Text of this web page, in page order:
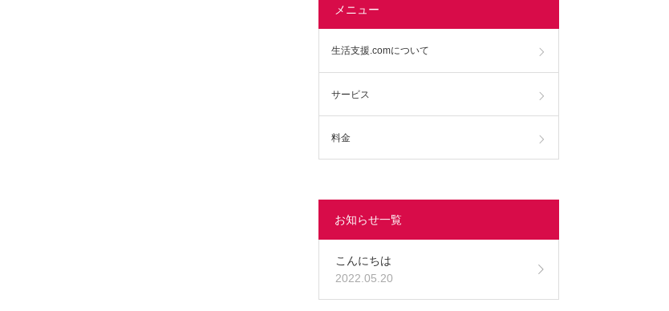
メニュー
生活支援.comについて
サービス
料金
お知らせ一覧
こんにちは
2022.05.20